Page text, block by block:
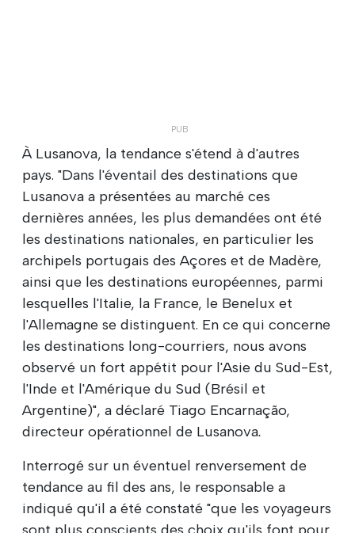
À Lusanova, la tendance s'étend à d'autres
pays. "Dans l'éventail des destinations que
Lusanova a présentées au marché ces
dernières années, les plus demandées ont été
les destinations nationales, en particulier les
archipels portugais des Açores et de Madère,
ainsi que les destinations européennes, parmi
lesquelles l'Italie, la France, le Benelux et
l'Allemagne se distinguent. En ce qui concerne
les destinations long-courriers, nous avons
observé un fort appétit pour l'Asie du Sud-Est,
l'Inde et l'Amérique du Sud (Brésil et
Argentine)", a déclaré Tiago Encarnação,
directeur opérationnel de Lusanova.
Interrogé sur un éventuel renversement de
tendance au fil des ans, le responsable a
indiqué qu'il a été constaté "que les voyageurs